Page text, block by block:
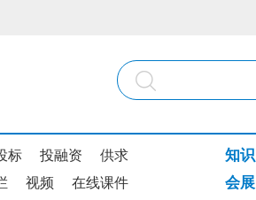
标 投融资 供求
视频 在线课件
知识
会展